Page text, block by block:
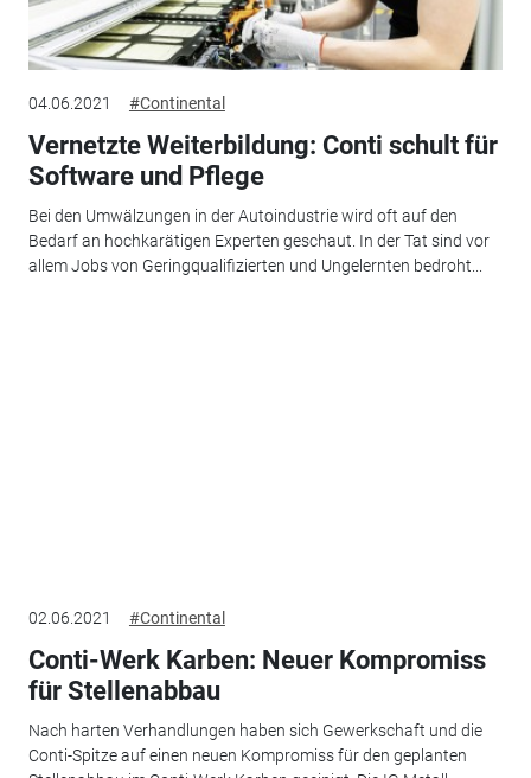
04.06.2021 #Continental
Vernetzte Weiterbildung: Conti schult für
Software und Pflege
Bei den Umwälzungen in der Autoindustrie wird oft auf den
Bedarf an hochkarätigen Experten geschaut. In der Tat sind vor
allem Jobs von Geringqualifizierten und Ungelernten bedroht...
02.06.2021 #Continental
Conti-Werk Karben: Neuer Kompromiss
für Stellenabbau
Nach harten Verhandlungen haben sich Gewerkschaft und die
Conti-Spitze auf einen neuen Kompromiss für den geplanten